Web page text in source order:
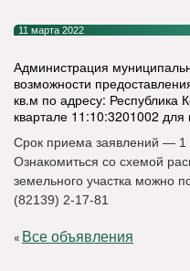
11 марта 2022
Администрация
возможности
кв.м по адресу: Республика
квартале 11:10:3201002 для
Срок приема заявлений — 1
Ознакомиться со схемой
земельного участка можно
(82139) 2-17-81
« Все объявления